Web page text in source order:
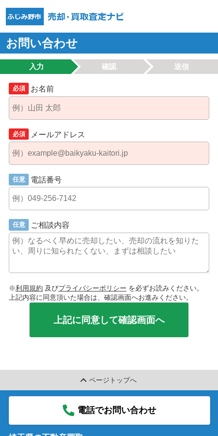
お問い合わせ
入力 確認 送信
必須 お名前
必須 メールアドレス
任意 電話番号
任意 ご相談内容
※利用規約 及びプライバシーポリシー を必ずお読みください。
上記内容に同意頂いた場合は、確認画面へお進みください。
上記に同意して確認画面へ
ページトップへ
電話でお問い合わせ